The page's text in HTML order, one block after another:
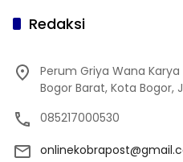
Redaksi
Perum Griya Wana Karya
Bogor Barat, Kota Bogor,
085217000530